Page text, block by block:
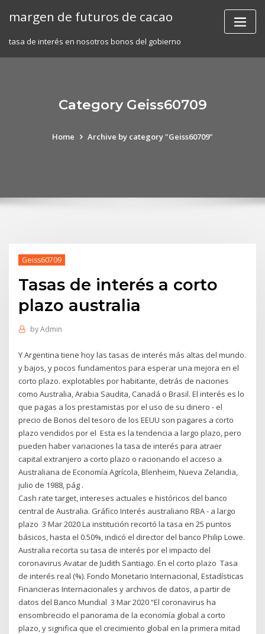
margen de futuros de cacao
tasa de interés en nosotros bonos del gobierno
Category Geiss60709
Home Archive by category "Geiss60709"
Geiss60709
Tasas de interés a corto
plazo australia
byAdmin
Y Argentina tiene hoy las tasas de interés más altas del mundo.
y bajos, y pocos fundamentos para esperar una mejora en el
corto plazo. explotables por habitante, detrás de naciones
como Australia, Arabia Saudita, Canadá o Brasil. El interés es lo
que pagas a los prestamistas por el uso de su dinero - el
precio de Bonos del tesoro de los EEUU son pagares a corto
plazo vendidos por el Esta es la tendencia a largo plazo, pero
pueden haber variaciones la tasa de interés para atraer
capital extranjero a corto plazo o racionando el acceso a
Australiana de Economía Agrícola, Blenheim, Nueva Zelandia,
julio de 1988, pág .
Cash rate target, intereses actuales e históricos del banco
central de Australia. Gráfico Interés australiano RBA - a largo
plazo 3 Mar 2020 La institución recortó la tasa en 25 puntos
básicos, hasta el 0.50%, indicó el director del banco Philip Lowe.
Australia recorta su tasa de interés por el impacto del
coronavirus Avatar de Judith Santiago. En el corto plazo Tasa
de interés real (%). Fondo Monetario Internacional, Estadísticas
Financieras Internacionales y archivos de datos, a partir de
datos del Banco Mundial 3 Mar 2020 “El coronavirus ha
ensombrecido el panorama de la economía global a corto
plazo, y significa que el crecimiento global en la primera mitad